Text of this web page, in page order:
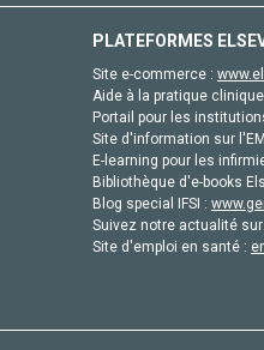
PLATEFORMES
Site e-commerce :
Aide à la pratique
Portail pour les
Site d'information sur
E-learning pour les
Bibliothèque d'e-books
Blog special IFSI :
Suivez notre actualité
Site d'emploi en santé :